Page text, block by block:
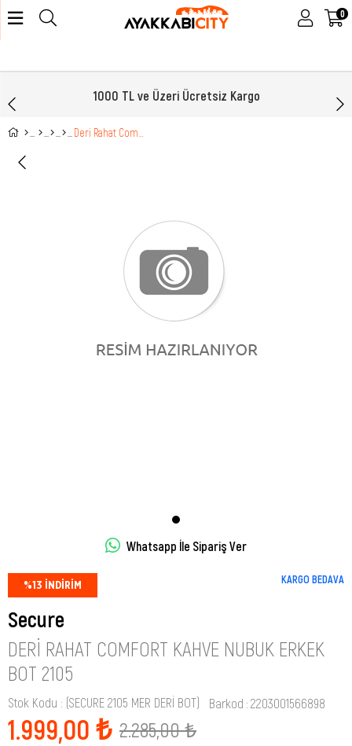
0
1000 TL ve Üzeri Ücretsiz Kargo
Whatsapp İle Sipariş Ver
%13 İNDIRIM KARGO BEDAVA
Secure
DERI RAHAT COMFORT KAHVE NUBUK ERKEK
BOT 2105
Stok Kodu (SECURE 2105 MER DERİ BOT) Barkod : 2203001566898
2.285,00 ₺
1.999,00 ₺